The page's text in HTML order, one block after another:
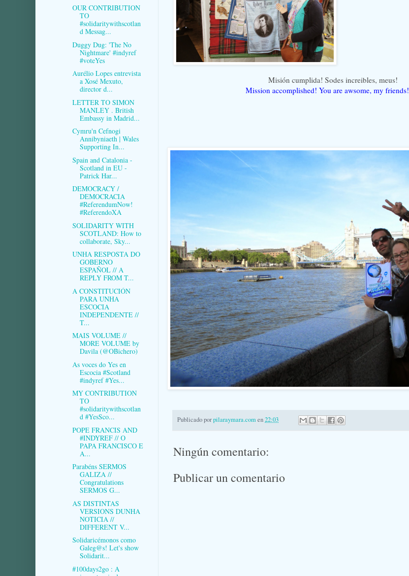
Misión cumplida! Sodes increibles, meus!
Mission accomplished! You are awsome, my friends!
Publicado porpilaraymara.comen22:03
Ningún comentario:
Publicar un comentario
OUR CONTRIBUTION
TO
#solidaritywithscotlan
d Messag...
Duggy Dug: 'The No
Nightmare' #indyref
#voteYes
Aurélio Lopes entrevista
a Xosé Mexuto,
director d...
LETTER TO SIMON
MANLEY . British
Embassy in Madrid...
Cymru'n Cefnogi
Annibyniaeth | Wales
Supporting In...
Spain and Catalonia -
Scotland in EU -
Patrick Har...
DEMOCRACY /
DEMOCRACIA
#ReferendumNow!
#ReferendoXA
SOLIDARITY WITH
SCOTLAND: How to
collaborate, Sky...
UNHA RESPOSTA DO
GOBERNO
ESPAÑOL // A
REPLY FROM T...
A CONSTITUCIÓN
PARA UNHA
ESCOCIA
INDEPENDENTE //
T...
MAIS VOLUME //
MORE VOLUME by
Davila (@OBichero)
As voces do Yes en
Escocia #Scotland
#indyref #Yes...
MY CONTRIBUTION
TO
#solidaritywithscotlan
d #YesSco...
POPE FRANCIS AND
#INDYREF // O
PAPA FRANCISCO E
A...
Parabéns SERMOS
GALIZA //
Congratulations
SERMOS G...
AS DISTINTAS
VERSIONS DUNHA
NOTICIA //
DIFFERENT V...
Solidaricémonos como
Galeg@s! Let's show
Solidarit...
#100days2go : A